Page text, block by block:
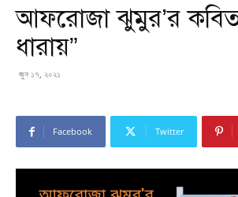
আফরোজা ঝুমুর’র কবিতা
ধারায়”
জুন ১৭, ২০২১
Facebook Twitter